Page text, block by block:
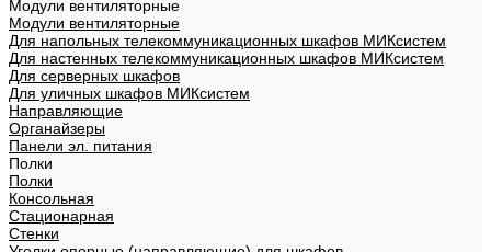
Модули вентиляторные
Модули вентиляторные
Для напольных телекоммуникационных шкафов МИКсистем
Для настенных телекоммуникационных шкафов МИКсистем
Для серверных шкафов
Для уличных шкафов МИКсистем
Направляющие
Органайзеры
Панели эл. питания
Полки
Полки
Консольная
Стационарная
Стенки